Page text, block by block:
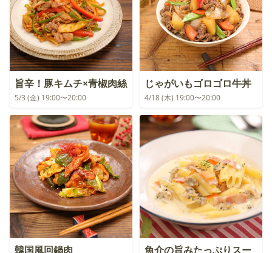
旨辛！豚キムチ×青椒肉絲
5/3 (金) 19:00〜20:00
じゃがいもゴロゴロ牛丼
4/18 (木) 19:00〜20:00
韓国風回鍋肉 魚介の旨みたっぷりスー